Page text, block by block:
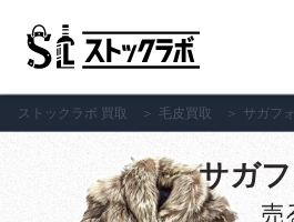
ストックラボ 買取 ＞ 毛皮買取 ＞ サガフ
サガ